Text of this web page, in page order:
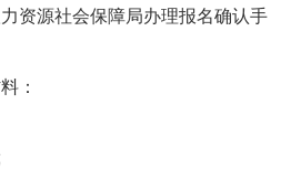
资源社会保障局办理报名确认手
：